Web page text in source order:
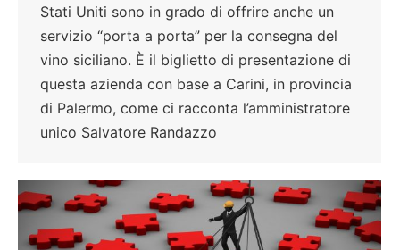
Stati Uniti sono in grado di offrire anche un
servizio “porta a porta” per la consegna del
vino siciliano. È il biglietto di presentazione di
questa azienda con base a Carini, in provincia
di Palermo, come ci racconta l’amministratore
unico Salvatore Randazzo